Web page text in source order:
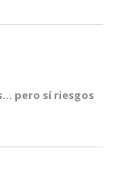
pero sí riesgos